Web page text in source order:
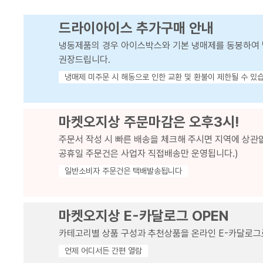
드라이아이스 추가구매 안내
냉동제품의 경우 아이스박스와 기본 냉매제를 동봉하
권장드립니다.
냉매제 미주문 시 해동으로 인한 교환 및 환불이 제한될 수 있
마켓오지상 주문마감은 오후3시!
주문서 작성 시 빠른 배송을 체크해 주시면 지역에 상
공휴일 주문건은 사업자 직접배송만 운영됩니다.)
일반소비자 주문건은 택배발송됩니다
마켓오지상 E-카달로그 OPEN
카테고리별 상품 구성과 추천상품을 온라인 E-카달로
언제 어디서든 간편 열람